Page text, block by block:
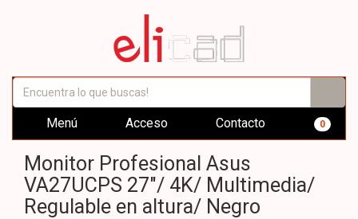
Menú Acceso Contacto 0
Monitor Profesional Asus
VA27UCPS 27"/ 4K/ Multimedia/
Regulable en altura/ Negro